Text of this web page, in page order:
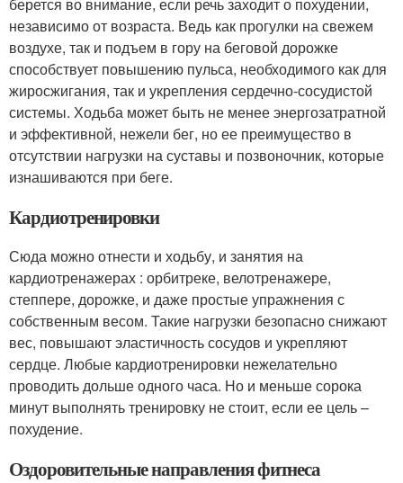
независимо от возраста. Ведь как прогулки на свежем
воздухе, так и подъем в гору на беговой дорожке
способствует повышению пульса, необходимого как для
жиросжигания, так и укрепления сердечно-сосудистой
системы. Ходьба может быть не менее энергозатратной
и эффективной, нежели бег, но ее преимущество в
отсутствии нагрузки на суставы и позвоночник, которые
изнашиваются при беге.
Кардиотренировки
Сюда можно отнести и ходьбу, и занятия на
кардиотренажерах : орбитреке, велотренажере,
степпере, дорожке, и даже простые упражнения с
собственным весом. Такие нагрузки безопасно снижают
вес, повышают эластичность сосудов и укрепляют
сердце. Любые кардиотренировки нежелательно
проводить дольше одного часа. Но и меньше сорока
минут выполнять тренировку не стоит, если ее цель –
похудение.
Оздоровительные направления фитнеса